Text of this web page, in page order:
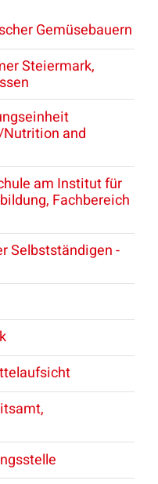
Gemüsebauern
Steiermark,
and
am Institut für
Fachbereich
Selbstständigen -